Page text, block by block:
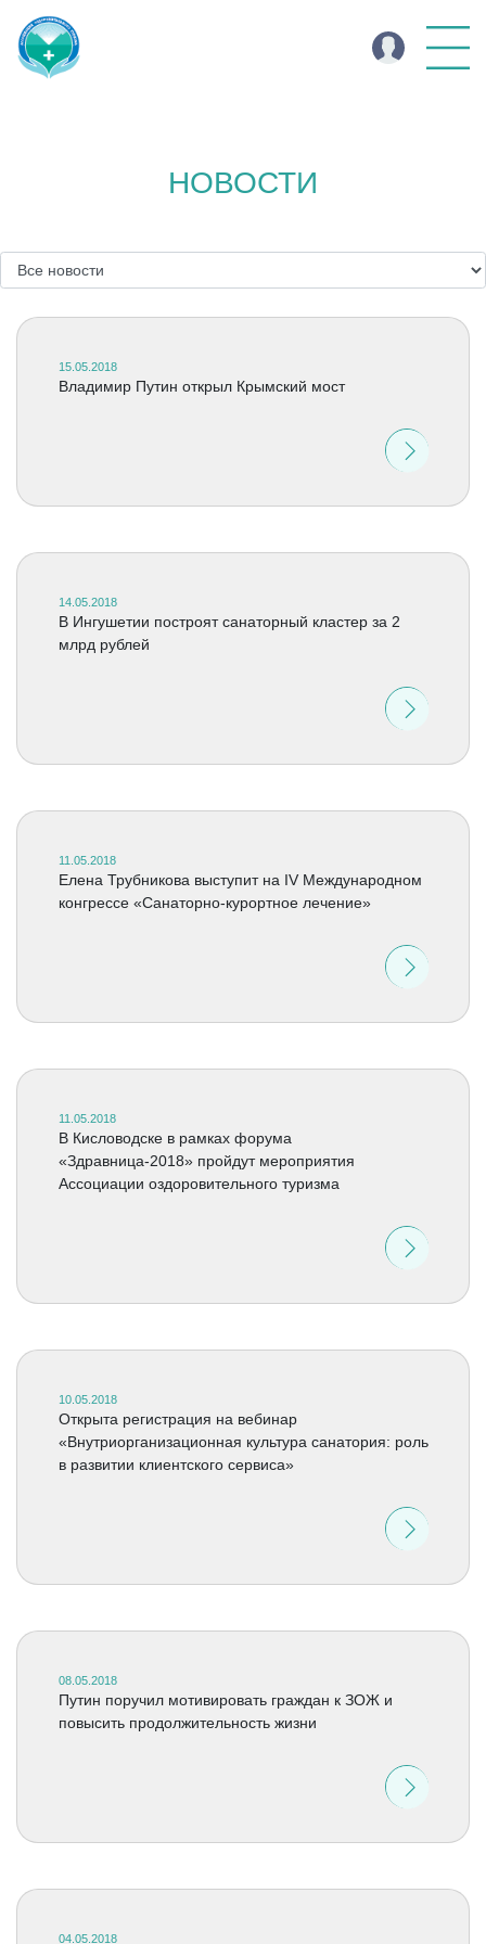
НОВОСТИ
15.05.2018
Владимир Путин открыл Крымский мост
14.05.2018
В Ингушетии построят санаторный кластер за 2
млрд рублей
11.05.2018
Елена Трубникова выступит на IV Международном
конгрессе «Санаторно-курортное лечение»
11.05.2018
В Кисловодске в рамках форума
«Здравница-2018» пройдут мероприятия
Ассоциации оздоровительного туризма
10.05.2018
Открыта регистрация на вебинар
«Внутриорганизационная культура санатория: роль
в развитии клиентского сервиса»
08.05.2018
Путин поручил мотивировать граждан к ЗОЖ и
повысить продолжительность жизни
04.05.2018